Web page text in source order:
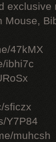
Mouse,
47kMX
ibhi7c
sficzx
Y7P84
muhcsh